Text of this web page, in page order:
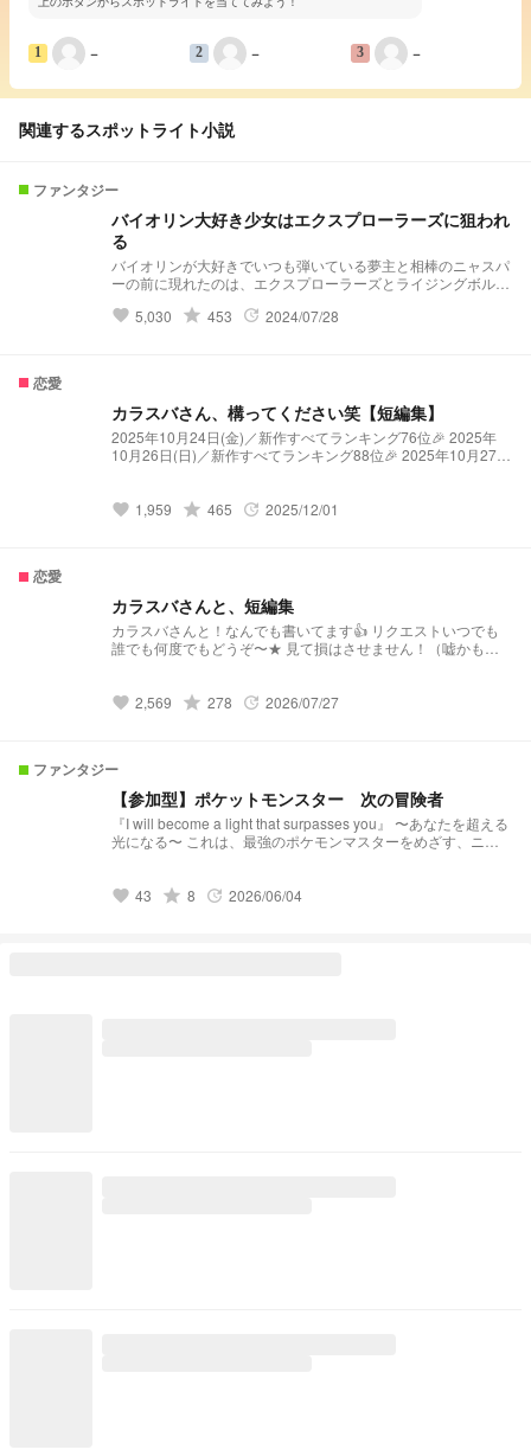
1 − 2 − 3 −
関連するスポットライト小説
ファンタジー
バイオリン大好き少女はエクスプローラーズに狙われ
る
バイオリンが大好きでいつも弾いている夢主と相棒のニャスパ
ーの前に現れたのは、エクスプローラーズとライジングボルテ
密 第3章 5大魔族を探して 第4章 救うために 4.5章 明日へ続く
favorite 5,030 grade 453 update 2024/07/28
恋愛
カラスバさん、構ってください笑【短編集】
2025年10月24日(金)／新作すべてランキング76位🎉 2025年
10月26日(日)／新作すべてランキング88位🎉 2025年10月27日
favorite 1,959 grade 465 update 2025/12/01
恋愛
カラスバさんと、短編集
カラスバさんと！なんでも書いてます👍️ リクエストいつでも
誰でも何度でもどうぞ〜★ 見て損はさせません！（嘘かも）
favorite 2,569 grade 278 update 2026/07/27
ファンタジー
【参加型】ポケットモンスター 次の冒険者
『I will become a light that surpasses you』 〜あなたを超える
光になる〜 これは、最強のポケモンマスターをめざす、ニャ
favorite 43 grade 8 update 2026/06/04